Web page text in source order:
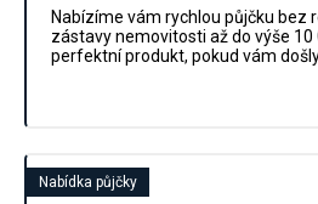
Nabízíme vám rychlou půjčku bez
zástavy nemovitosti až do výše 10
perfektní produkt, pokud vám
Nabídka půjčky